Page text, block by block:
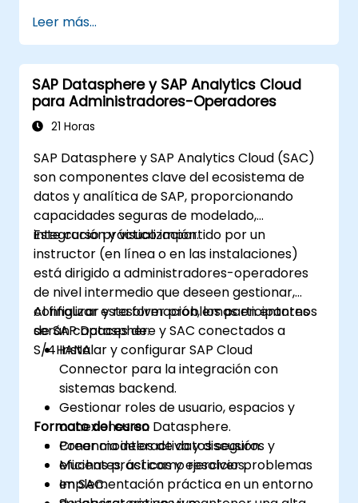
Leer más...
SAP Datasphere y SAP Analytics Cloud
para Administradores-Operadores
21 Horas
SAP Datasphere y SAP Analytics Cloud (SAC)
son componentes clave del ecosistema de
datos y analítica de SAP, proporcionando
capacidades seguras de modelado,
integración y visualización.
Este curso práctico impartido por un
instructor (en línea o en las instalaciones)
está dirigido a administradores-operadores
de nivel intermedio que deseen gestionar,
configurar y resolver problemas en entornos
de SAP Datasphere y SAC conectados a
S/4HANA.
Al finalizar esta formación, los participantes
serán capaces de:
Instalar y configurar SAP Cloud
Connector para la integración con
sistemas backend.
Gestionar roles de usuario, espacios y
conexiones en Datasphere.
Crear modelos de datos seguros y
eficientes, así como resolver problemas
en SAC.
Formato del curso
Ponencia interactiva y discusión.
Muchas prácticas y ejercicios.
Implementación práctica en un entorno